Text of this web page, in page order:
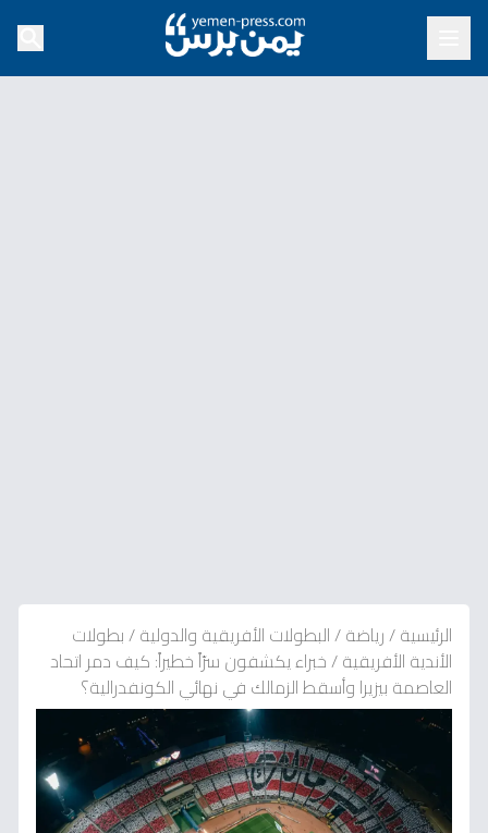
الرئيسية/رياضة/البطولات الأفريقية والدولية/بطولات
الأندية الأفريقية/خبراء يكشفون سرّاً خطيراً: كيف دمر اتحاد
العاصمة بيزيرا وأسقط الزمالك في نهائي الكونفدرالية؟